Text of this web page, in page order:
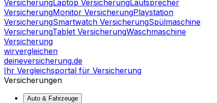
VersicherungLaptop VersicherungLautsprecher
VersicherungMonitor VersicherungPlaystation
VersicherungSmartwatch VersicherungSpülmaschine
VersicherungTablet VersicherungWaschmaschine
Versicherung
wirvergleichen
deineversicherung.de
Ihr Vergleichsportal für Versicherung
Versicherungen
Auto & Fahrzeuge